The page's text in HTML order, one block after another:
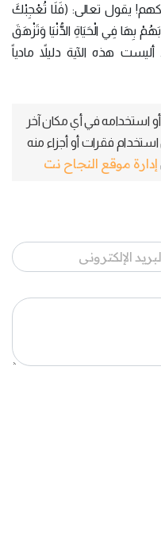
يقول تعالى: (فَلَا تُعْجِبْكَ
بِهَا فِي الْحَيَاةِ الدُّنْيَا وَتَزْهَقَ
وَهُمْ كَافِرُونَ) [التوبة: 56]. أليست هذه الآية دليلاً مادياً
استخدامه في أي مكان آخر
فقرات أو أجزاء منه
إدارة موقع النجاح نت